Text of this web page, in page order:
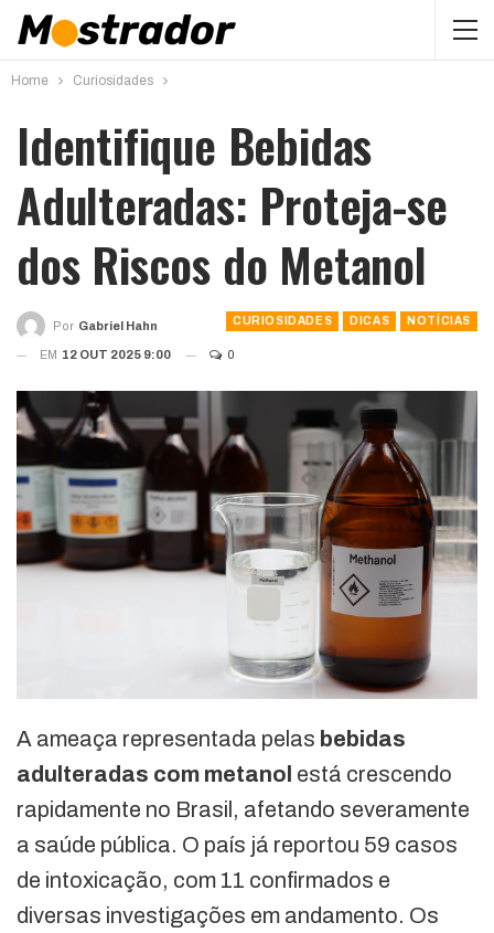
Home Curiosidades
Identifique Bebidas
Adulteradas: Proteja-se
dos Riscos do Metanol
CURIOSIDADES DICAS NOTÍCIAS
Por Gabriel Hahn
EM 12 OUT 2025 9:00 0
A ameaça representada pelas bebidas
adulteradas com metanol está crescendo
rapidamente no Brasil, afetando severamente
a saúde pública. O país já reportou 59 casos
de intoxicação, com 11 confirmados e
diversas investigações em andamento. Os